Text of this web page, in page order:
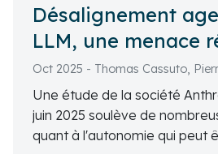
Désalignement
LLM, une menace
Oct
Une étude de la société
juin 2025 soulève de
quant à l'autonomie qui peut